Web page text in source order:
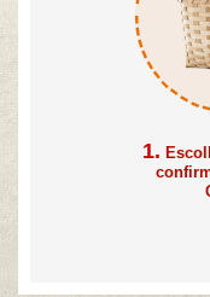
1.